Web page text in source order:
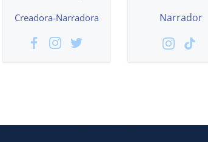
Creadora-Narradora Narrador